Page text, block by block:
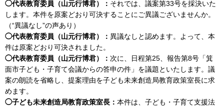
◯代表教育委員（山元行博君）： それでは、議案第33号を採決いた
します。本件を原案どおり可決することにご異議ございませんか。
（“異議なし”の声あり）
◯代表教育委員（山元行博君）： 異議なしと認めます。よって、本
件は原案どおり可決されました。
◯代表教育委員（山元行博君）： 次に、日程第25、報告第8号「箕
面市子ども・子育て会議からの答申の件」を議題といたします。議
案の朗読を省略し、提案理由を子ども未来創造局教育政策室長に求
めます。
◯子ども未来創造局教育政策室長： 本件は、子ども・子育て支援法